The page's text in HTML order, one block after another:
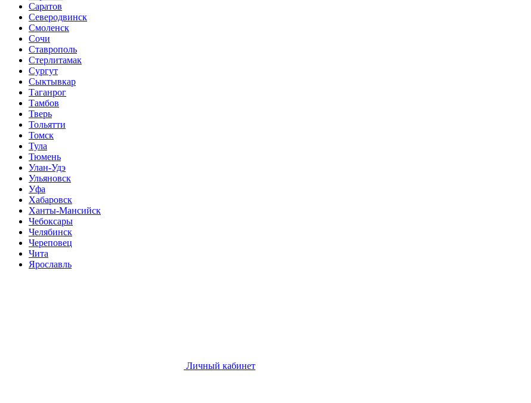
Саратов
Северодвинск
Смоленск
Сочи
Ставрополь
Стерлитамак
Сургут
Сыктывкар
Таганрог
Тамбов
Тверь
Тольятти
Томск
Тула
Тюмень
Улан-Удэ
Ульяновск
Уфа
Хабаровск
Ханты-Мансийск
Чебоксары
Челябинск
Череповец
Чита
Ярославль
Личный кабинет